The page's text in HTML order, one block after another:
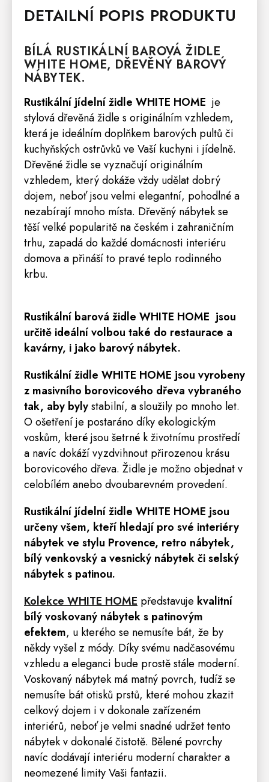
DETAILNÍ POPIS PRODUKTU
BÍLÁ RUSTIKÁLNÍ BAROVÁŽIDLE
WHITE HOME, DŘEVĚNÝ BAROVÝ
NÁBYTEK.
Rustikální jídelní židle WHITE HOME je
stylová dřevěná židle s originálním vzhledem,
která je ideálním doplňkem barových pultů či
kuchyňských ostrůvků ve Vaší kuchyni i jídelně.
Dřevěné židle se vyznačují originálním
vzhledem, který dokáže vždy udělat dobrý
dojem, neboť jsou velmi elegantní, pohodlné a
nezabírají mnoho místa. Dřevěný nábytek se
těší velké popularitě na českém i zahraničním
trhu, zapadá do každé domácnosti interiéru
domova a přináší to pravé teplo rodinného
krbu.
Rustikální barová židle WHITE HOME jsou
určitě ideální volbou také do restaurace a
kavárny, i jako barový nábytek.
Rustikální židle WHITE HOME jsou vyrobeny
z masivního borovicového dřeva vybraného
tak, aby bylystabilní, a sloužily po mnoho let.
O ošetření je postaráno díky ekologickým
voskům, které jsou šetrné k životnímu prostředí
a navíc dokáží vyzdvihnout přirozenou krásu
borovicového dřeva. Židle je možno objednat v
celobílém anebo dvoubarevném provedení.
Rustikální jídelní židle WHITE HOME jsou
určeny všem, kteří hledají pro své interiéry
nábytek ve stylu Provence, retro nábytek,
bílý venkovský a vesnický nábytek či selský
nábytek s patinou.
Kolekce WHITE HOME představuje kvalitní
bílý voskovaný nábytek s patinovým
efektem, u kterého se nemusíte bát, že by
někdy vyšel z módy. Díky svému nadčasovému
vzhledu a eleganci bude prostě stále moderní.
Voskovaný nábytek má matný povrch, tudíž se
nemusíte bát otisků prstů, které mohou zkazit
celkový dojem i v dokonale zařízeném
interiérů, neboť je velmi snadné udržet tento
nábytek v dokonalé čistotě. Bělené povrchy
navíc dodávají interiéru moderní charakter a
neomezené limity Vaši fantazii.